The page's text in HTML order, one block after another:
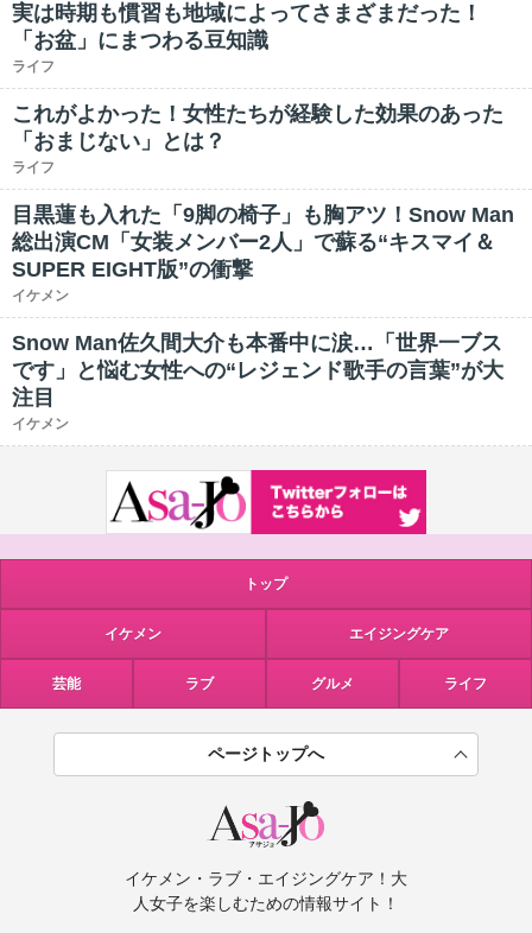
実は時期も慣習も地域によってさまざまだった！
「お盆」にまつわる豆知識
ライフ
これがよかった！女性たちが経験した効果のあった
「おまじない」とは？
ライフ
目黒蓮も入れた「9脚の椅子」も胸アツ！Snow Man
総出演CM「女装メンバー2人」で蘇る“キスマイ＆
SUPER EIGHT版”の衝撃
イケメン
Snow Man佐久間大介も本番中に涙…「世界一ブス
です」と悩む女性への“レジェンド歌手の言葉”が大
注目
イケメン
トップ
イケメン エイジングケア
芸能 ラブ グルメ ライフ
ページトップへ
イケメン・ラブ・エイジングケア！大
人女子を楽しむための情報サイト！